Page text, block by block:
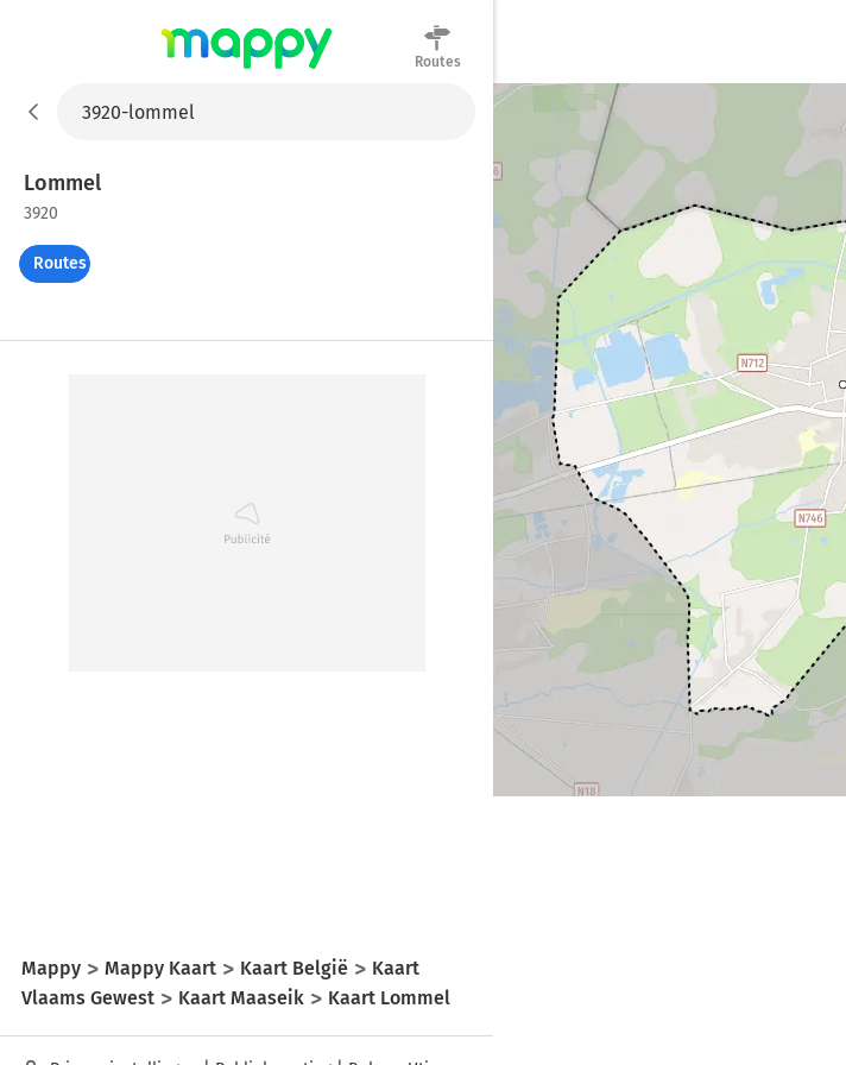
Routes
Lommel
3920
Routes
Mappy Mappy Kaart Kaart België
Kaart
Vlaams Gewest
Kaart Maaseik Kaart Lommel